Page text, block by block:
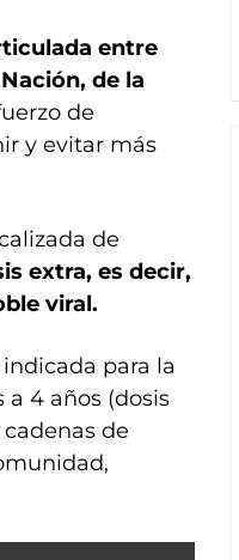
entre
de la
de
y evitar más
de
extra, es decir,
viral.
para la
a 4 años (dosis
de